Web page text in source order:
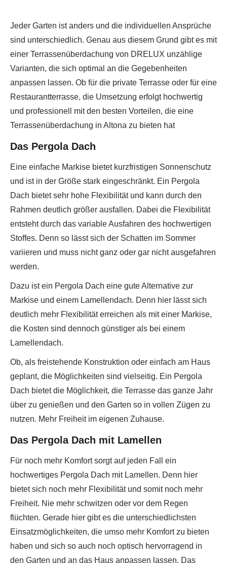
Jeder Garten ist anders und die individuellen Ansprüche
sind unterschiedlich. Genau aus diesem Grund gibt es mit
einer Terrassenüberdachung von DRELUX unzählige
Varianten, die sich optimal an die Gegebenheiten
anpassen lassen. Ob für die private Terrasse oder für eine
Restaurantterrasse, die Umsetzung erfolgt hochwertig
und professionell mit den besten Vorteilen, die eine
Terrassenüberdachung in Altona zu bieten hat
Das Pergola Dach
Eine einfache Markise bietet kurzfristigen Sonnenschutz
und ist in der Größe stark eingeschränkt. Ein Pergola
Dach bietet sehr hohe Flexibilität und kann durch den
Rahmen deutlich größer ausfallen. Dabei die Flexibilität
entsteht durch das variable Ausfahren des hochwertigen
Stoffes. Denn so lässt sich der Schatten im Sommer
variieren und muss nicht ganz oder gar nicht ausgefahren
werden.
Dazu ist ein Pergola Dach eine gute Alternative zur
Markise und einem Lamellendach. Denn hier lässt sich
deutlich mehr Flexibilität erreichen als mit einer Markise,
die Kosten sind dennoch günstiger als bei einem
Lamellendach.
Ob, als freistehende Konstruktion oder einfach am Haus
geplant, die Möglichkeiten sind vielseitig. Ein Pergola
Dach bietet die Möglichkeit, die Terrasse das ganze Jahr
über zu genießen und den Garten so in vollen Zügen zu
nutzen. Mehr Freiheit im eigenen Zuhause.
Das Pergola Dach mit Lamellen
Für noch mehr Komfort sorgt auf jeden Fall ein
hochwertiges Pergola Dach mit Lamellen. Denn hier
bietet sich noch mehr Flexibilität und somit noch mehr
Freiheit. Nie mehr schwitzen oder vor dem Regen
flüchten. Gerade hier gibt es die unterschiedlichsten
Einsatzmöglichkeiten, die umso mehr Komfort zu bieten
haben und sich so auch noch optisch hervorragend in
den Garten und an das Haus anpassen lassen. Das